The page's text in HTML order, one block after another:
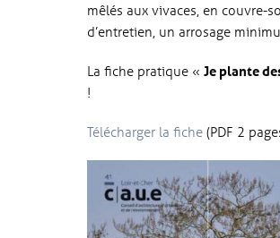
mêlés aux vivaces, en couvre-
d’entretien, un arrosage
La fiche pratique «Je plante
!
Télécharger la fiche (PDF 2